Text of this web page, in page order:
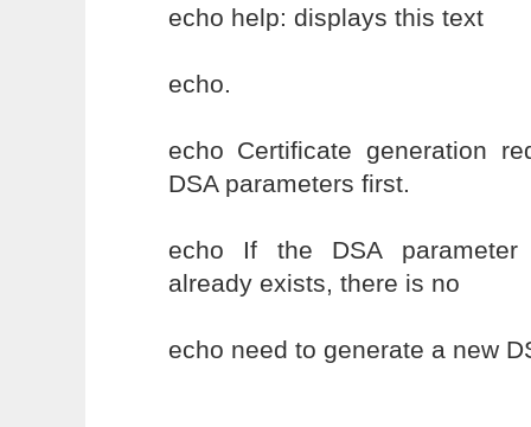
echo help: displays this text
echo.
echo Certificate generation
DSA parameters first.
echo If the DSA parameter
already exists, there is no
echo need to generate a new